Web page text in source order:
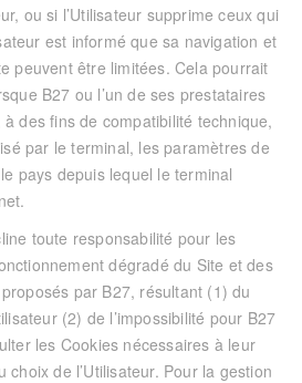
ou si l’Utilisateur supprime ceux qui
est informé que sa navigation et
peuvent être limitées. Cela pourrait
B27 ou l’un de ses prestataires
des fins de compatibilité technique,
par le terminal, les paramètres de
pays depuis lequel le terminal
toute responsabilité pour les
dégradé du Site et des
par B27, résultant (1) du
(2) de l’impossibilité pour B27
les Cookies nécessaires à leur
de l’Utilisateur. Pour la gestion